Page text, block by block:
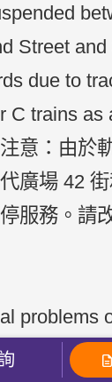
Street
due to
C trains as
意：由於
廣場 42
服務。請
problems
are